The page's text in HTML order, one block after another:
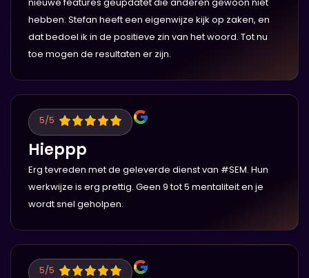
hebben. Stefan heeft een eigenwijze kijk op zaken, en
dat bedoel ik in de positieve zin van het woord. Tot nu
toe mogen de resultaten er zijn.
5/5
Hieppp
Erg tevreden met de geleverde dienst van #SEM. Hun
werkwijze is erg prettig. Geen 9 tot 5 mentaliteit en je
wordt snel geholpen.
5/5